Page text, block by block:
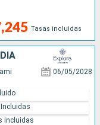
Tasas incluidas
06/05/2028
incluidas